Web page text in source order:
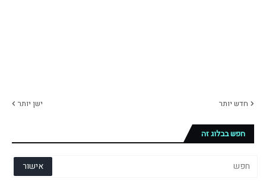
חדש יותר ישן יותר
חפש בבלוג זה